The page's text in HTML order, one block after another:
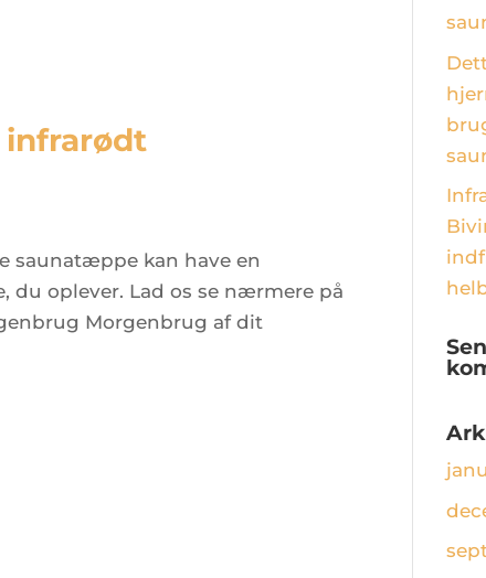
infrarødt
saunatæppe kan have en
oplever. Lad os se nærmere på
Morgenbrug af dit